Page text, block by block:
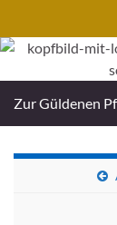
Zur Güldenen